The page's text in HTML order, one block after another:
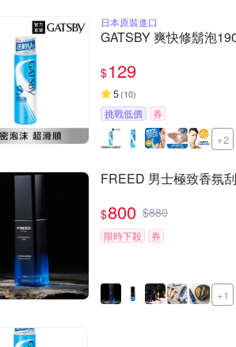
日本原裝進口
GATSBY 爽快修鬍泡
$129
5 (10)
挑戰低價 券
+2
FREED 男士極致香氛
$800 $880
限時下殺 券
+1